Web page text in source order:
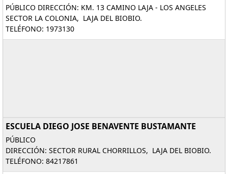
PÚBLICO DIRECCIÓN: KM. 13 CAMINO LAJA - LOS ANGELES
SECTOR LA COLONIA, LAJA DEL BIOBIO.
TELÉFONO: 1973130
ESCUELA DIEGO JOSE BENAVENTE BUSTAMANTE
PÚBLICO
DIRECCIÓN: SECTOR RURAL CHORRILLOS, LAJA DEL BIOBIO.
TELÉFONO: 84217861